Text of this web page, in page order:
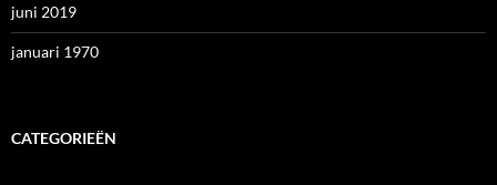
juni 2019
januari 1970
CATEGORIEËN